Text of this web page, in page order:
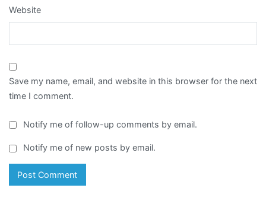
Website
Save my name, email, and website in this browser for the next
time I comment.
Notify me of follow-up comments by email.
Notify me of new posts by email.